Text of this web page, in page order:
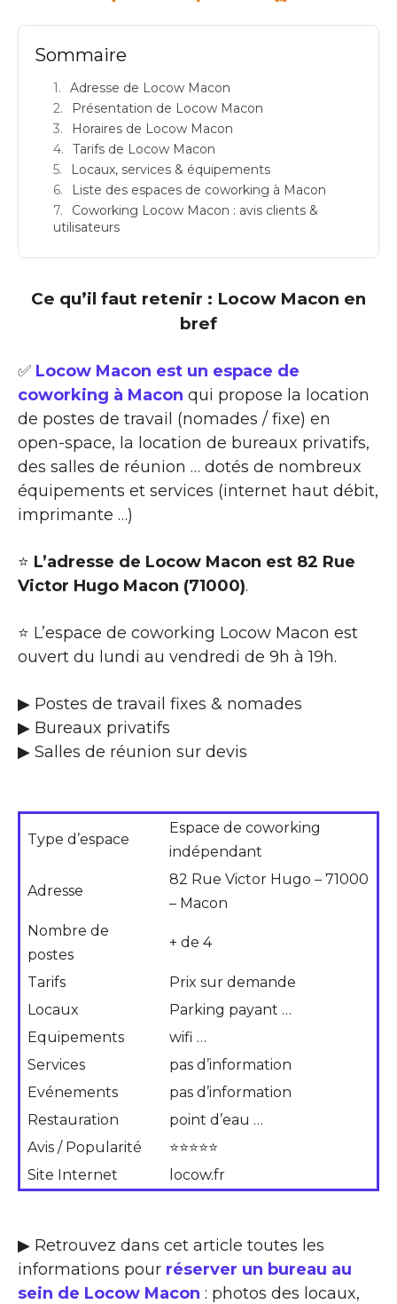
Sommaire
Adresse de Locow Macon
Présentation de Locow Macon
Horaires de Locow Macon
Tarifs de Locow Macon
Locaux, services & équipements
Liste des espaces de coworking à Macon
Coworking Locow Macon : avis clients &
utilisateurs
Ce qu’il faut retenir : Locow Macon en
bref
✅ Locow Macon est un espace de
coworking à Macon qui propose la location
de postes de travail (nomades / fixe) en
open-space, la location de bureaux privatifs,
des salles de réunion … dotés de nombreux
équipements et services (internet haut débit,
imprimante …)
⭐ L’adresse de Locow Macon est 82 Rue
Victor Hugo Macon (71000).
⭐ L’espace de coworking Locow Macon est
ouvert du lundi au vendredi de 9h à 19h.
▶ Postes de travail fixes & nomades
▶ Bureaux privatifs
▶ Salles de réunion sur devis
Type d’espace
Espace de coworking
indépendant
Adresse
82 Rue Victor Hugo – 71000
– Macon
Nombre de
postes
+ de 4
Tarifs
Prix sur demande
Locaux
Parking payant …
Equipements
wifi …
Services
pas d’information
Evénements
pas d’information
Restauration
point d’eau …
Avis / Popularité
⭐⭐⭐⭐⭐
Site Internet
locow.fr
▶ Retrouvez dans cet article toutes les
informations pour réserver un bureau au
sein de Locow Macon : photos des locaux,